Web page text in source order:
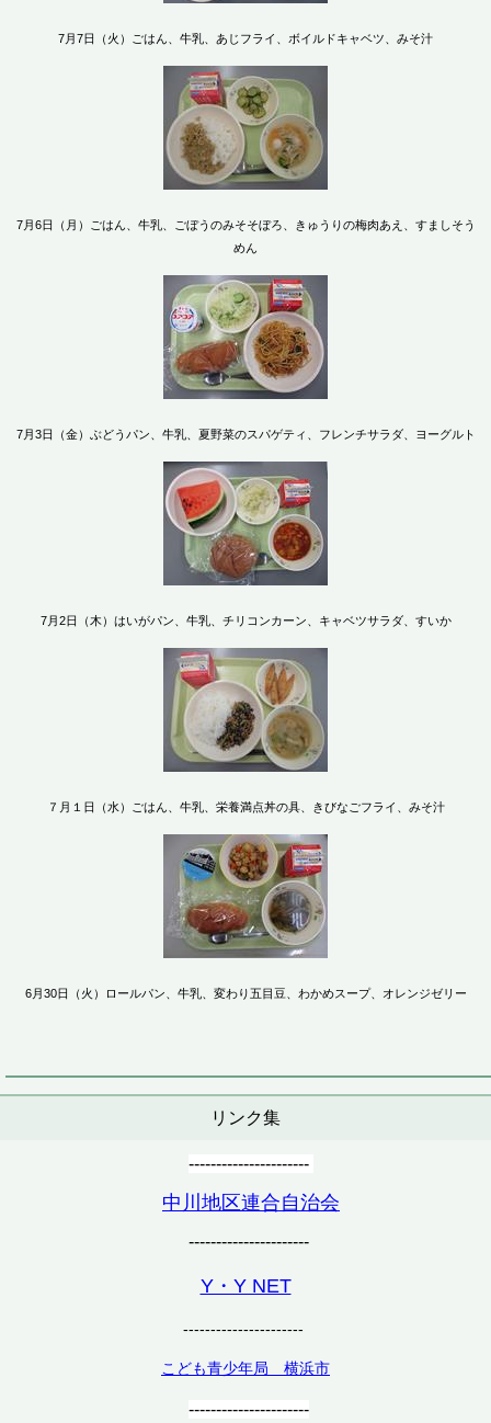
7月7日（火）ごはん、牛乳、あじフライ、ボイルドキャベツ、みそ汁
7月6日（月）ごはん、牛乳、ごぼうのみそそぼろ、きゅうりの梅肉あえ、すましそう
めん
7月3日（金）ぶどうパン、牛乳、夏野菜のスパゲティ、フレンチサラダ、ヨーグルト
7月2日（木）はいがパン、牛乳、チリコンカーン、キャベツサラダ、すいか
７月１日（水）ごはん、牛乳、栄養満点丼の具、きびなごフライ、みそ汁
6月30日（火）ロールパン、牛乳、変わり五目豆、わかめスープ、オレンジゼリー
リンク集
----------------------
中川地区連合自治会
----------------------
Y・Y NET
----------------------
こども青少年局 横浜市
----------------------